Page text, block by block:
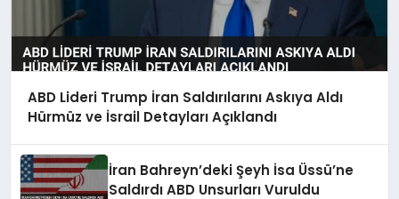
ABD Lideri Trump İran Saldırılarını Askıya Aldı
Hürmüz ve İsrail Detayları Açıklandı
İran Bahreyn’deki Şeyh İsa Üssü’ne
Saldırdı ABD Unsurları Vuruldu